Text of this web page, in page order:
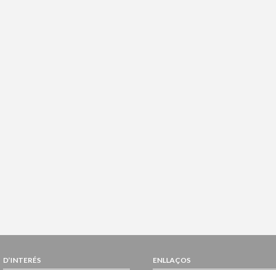
D’INTERÉS ENLLAÇOS